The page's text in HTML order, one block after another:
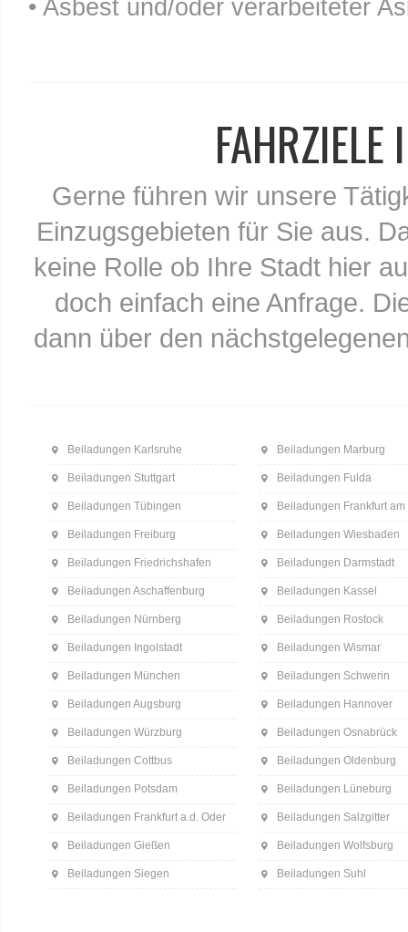
• Asbest und/oder verarbeiteter
Gerne führen wir unsere
Einzugsgebieten für Sie aus.
keine Rolle ob Ihre Stadt hier
doch einfach eine Anfrage.
dann über den
Beiladungen Karlsruhe
Beiladungen Stuttgart
Beiladungen Tübingen
Beiladungen Freiburg
Beiladungen Friedrichshafen
Beiladungen Aschaffenburg
Beiladungen Nürnberg
Beiladungen Ingolstadt
Beiladungen München
Beiladungen Augsburg
Beiladungen Würzburg
Beiladungen Cottbus
Beiladungen Potsdam
Beiladungen Frankfurt a.d. Oder
Beiladungen Gießen
Beiladungen Siegen
Beiladungen Marburg
Beiladungen Fulda
Beiladungen Frankfurt am
Beiladungen Wiesbaden
Beiladungen Darmstadt
Beiladungen Kassel
Beiladungen Rostock
Beiladungen Wismar
Beiladungen Schwerin
Beiladungen Hannover
Beiladungen Osnabrück
Beiladungen Oldenburg
Beiladungen Lüneburg
Beiladungen Salzgitter
Beiladungen Wolfsburg
Beiladungen Suhl